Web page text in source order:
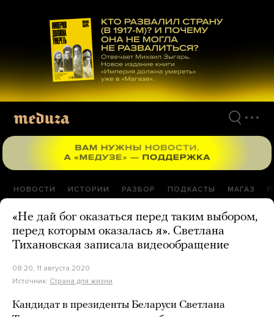
материалам
НОВОСТИ ИСТОРИИ РАЗБОР ПОДКАСТЫ МАГАЗ
«Не дай бог оказаться перед таким выбором,
перед которым оказалась я». Светлана
Тихановская записала видеообращение
08:20, 11 августа 2020
Источник: Страна для жизни
Кандидат в президенты Беларуси Светлана